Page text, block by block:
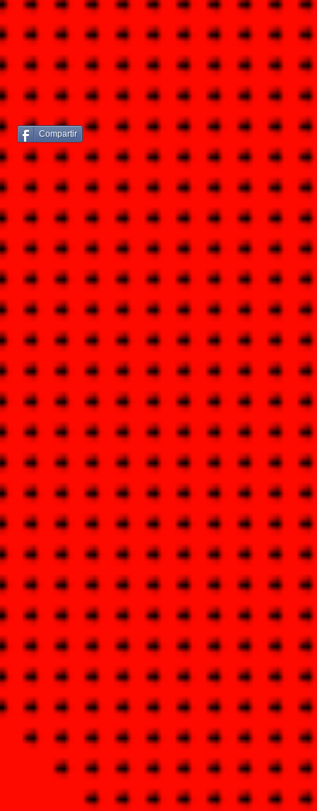
Compartir